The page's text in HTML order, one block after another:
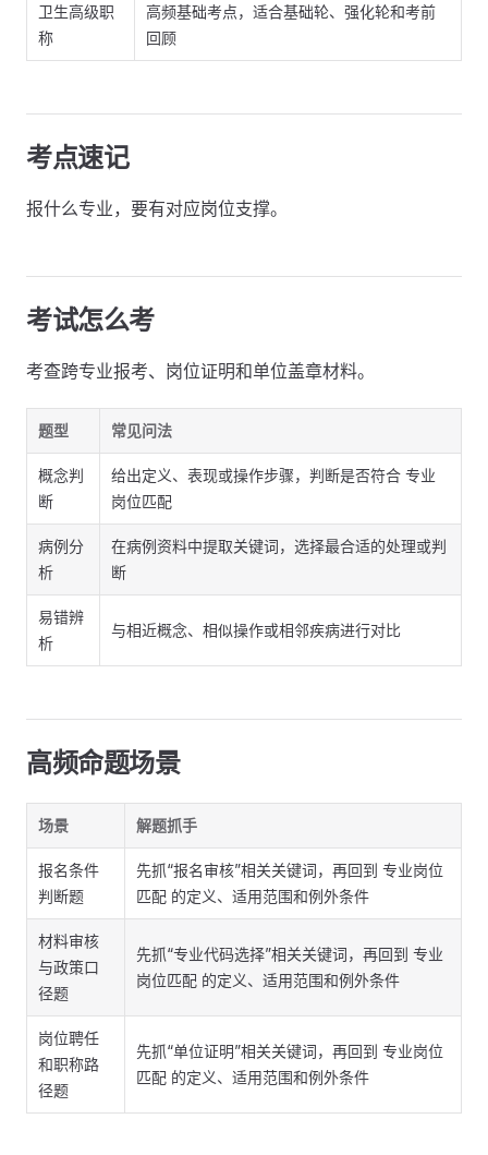
卫生高级职
称
高频基础考点，适合基础轮、强化轮和考前
回顾
考点速记
报什么专业，要有对应岗位支撑。
考试怎么考
考查跨专业报考、岗位证明和单位盖章材料。
题型 常见问法
概念判
断
给出定义、表现或操作步骤，判断是否符合 专业
岗位匹配
病例分
析
在病例资料中提取关键词，选择最合适的处理或判
断
易错辨
析
与相近概念、相似操作或相邻疾病进行对比
高频命题场景
场景 解题抓手
报名条件
判断题
先抓“报名审核”相关关键词，再回到 专业岗位
匹配 的定义、适用范围和例外条件
材料审核
与政策口
径题
先抓“专业代码选择”相关关键词，再回到 专业
岗位匹配 的定义、适用范围和例外条件
岗位聘任
和职称路
径题
先抓“单位证明”相关关键词，再回到 专业岗位
匹配 的定义、适用范围和例外条件